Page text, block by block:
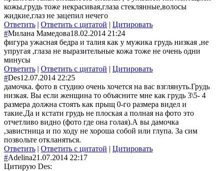
кожы,грудь тоже некрасивая,глаза стеклянные,волосы
жидкие,глаз не зацепил нечего
Ответить | Ответить с цитатой | Цитировать
#Милана Мамедова18.02.2014 21:24
фигура ужасная бедра и талия как у мужика грудь низкая ,не
упругая ,глаза не выразительные кожа тоже не очень одни
минусы
Ответить | Ответить с цитатой | Цитировать
#Des12.07.2014 22:25
дамочка. фото в студию очень хочется на вас взглянуть.Грудь
низкая. Вы если женщина то объясните мне как грудь 3\5- 4
размера должна стоять как прыщ 0-го размера видел и
такие.Да и кстати грудь не плоская а полная на фото это
отчетливо видно (фото где она голая).А вы дамочка
,завистница и по ходу не хороша собой или глупа. За сим
позвольте откланяться.
Ответить | Ответить с цитатой | Цитировать
#Adelina21.07.2014 22:17
Цитирую Des: